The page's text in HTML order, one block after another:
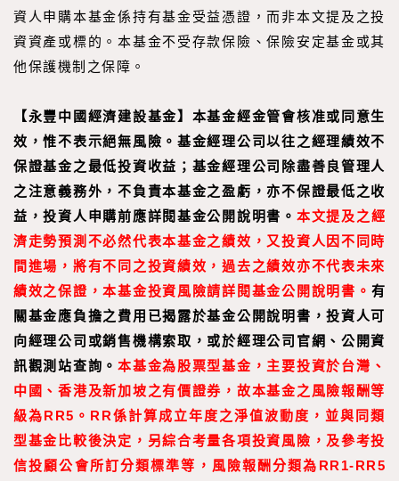
資人申購本基金係持有基金受益憑證，而非本文提及之投
資資產或標的。本基金不受存款保險、保險安定基金或其
他保護機制之保障。
【永豐中國經濟建設基金】本基金經金管會核准或同意生
效，惟不表示絕無風險。基金經理公司以往之經理績效不
保證基金之最低投資收益；基金經理公司除盡善良管理人
之注意義務外，不負責本基金之盈虧，亦不保證最低之收
益，投資人申購前應詳閱基金公開說明書。 本文提及之經
濟走勢預測不必然代表本基金之績效，又投資人因不同時
間進場，將有不同之投資績效，過去之績效亦不代表未來
績效之保證，本基金投資風險請詳閱基金公開說明書。 有
關基金應負擔之費用已揭露於基金公開說明書，投資人可
向經理公司或銷售機構索取，或於經理公司官網、公開資
訊觀測站查詢。本基金為股票型基金，主要投資於台灣、
中國、香港及新加坡之有價證券，故本基金之風險報酬等
級為RR5。RR係計算成立年度之淨值波動度，並與同類
型基金比較後決定，另綜合考量各項投資風險，及參考投
信投顧公會所訂分類標準等，風險報酬分類為RR1-RR5